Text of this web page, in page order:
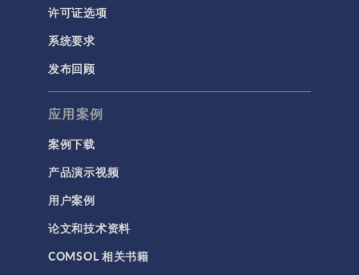
许可证选项
系统要求
发布回顾
应用案例
案例下载
产品演示视频
用户案例
论文和技术资料
COMSOL 相关书籍